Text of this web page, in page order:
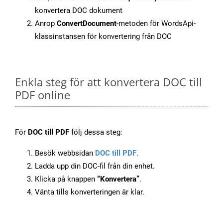
konvertera DOC dokument
Anrop ConvertDocument-metoden för WordsApi-
klassinstansen för konvertering från DOC
Enkla steg för att konvertera DOC till
PDF online
För DOC till PDF följ dessa steg:
Besök webbsidan DOC till PDF.
Ladda upp din DOC-fil från din enhet.
Klicka på knappen “Konvertera”.
Vänta tills konverteringen är klar.